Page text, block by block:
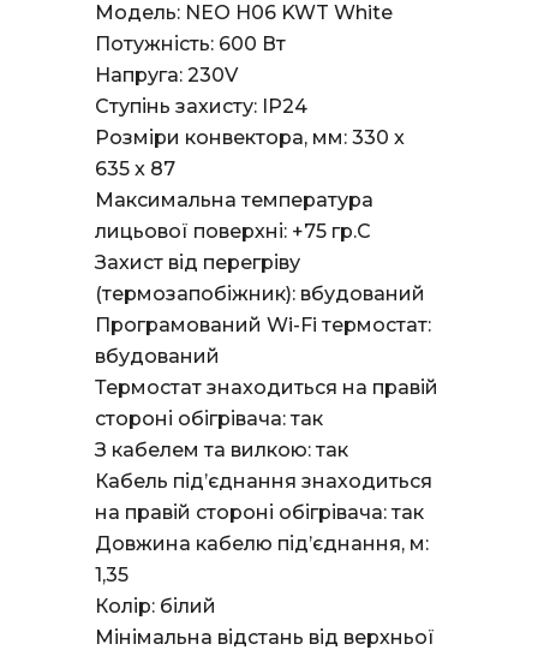
Модель: NEO H06 KWT White
Потужність: 600 Вт
Напруга: 230V
Ступінь захисту: IP24
Розміри конвектора, мм: 330 x
635 x 87
Максимальна температура
лицьової поверхні: +75 гр.С
Захист від перегріву
(термозапобіжник): вбудований
Програмований Wi-Fi термостат:
вбудований
Термостат знаходиться на правій
стороні обігрівача: так
З кабелем та вилкою: так
Кабель під’єднання знаходиться
на правій стороні обігрівача: так
Довжина кабелю під’єднання, м:
1,35
Колір: білий
Мінімальна відстань від верхньої